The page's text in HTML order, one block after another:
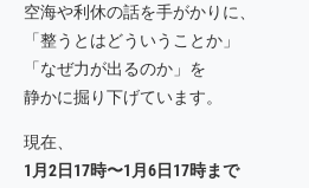
空海や利休の話を手がかりに、
「整うとはどういうことか」
「なぜ力が出るのか」を
静かに掘り下げています。
現在、
1月2日17時〜1月6日17時まで